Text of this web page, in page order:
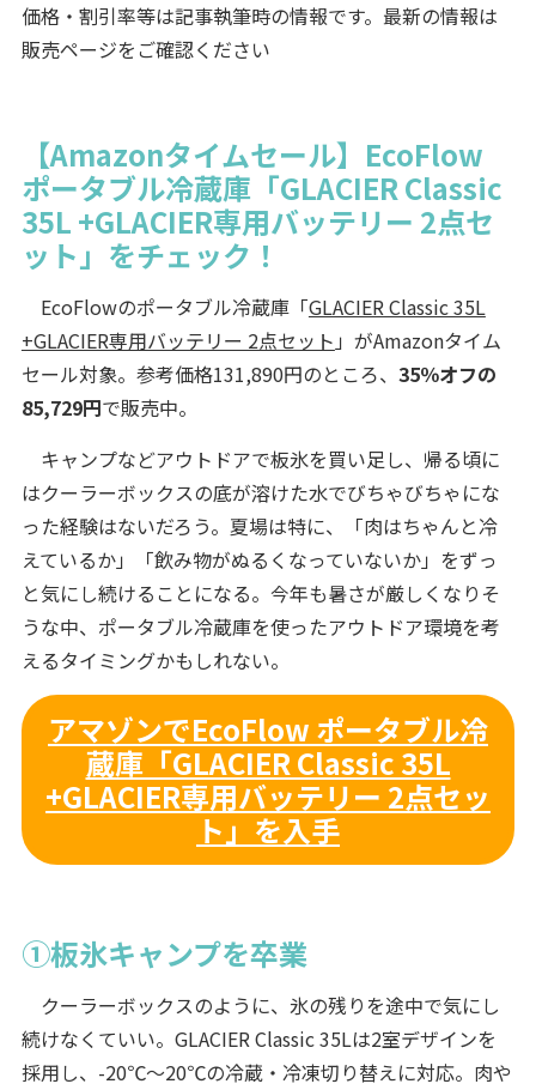
価格・割引率等は記事執筆時の情報です。最新の情報は
販売ページをご確認ください
【Amazonタイムセール】EcoFlow
ポータブル冷蔵庫「GLACIER Classic
35L +GLACIER専用バッテリー 2点セ
ット」をチェック！
EcoFlowのポータブル冷蔵庫「GLACIER Classic 35L
+GLACIER専用バッテリー 2点セット 」がAmazonタイム
セール対象。参考価格131,890円のところ、 35％オフの
85,729円で販売中。
キャンプなどアウトドアで板氷を買い足し、帰る頃に
はクーラーボックスの底が溶けた水でびちゃびちゃにな
った経験はないだろう。夏場は特に、「肉はちゃんと冷
えているか」「飲み物がぬるくなっていないか」をずっ
と気にし続けることになる。今年も暑さが厳しくなりそ
うな中、ポータブル冷蔵庫を使ったアウトドア環境を考
えるタイミングかもしれない。
アマゾンでEcoFlow ポータブル冷
蔵庫「GLACIER Classic 35L
+GLACIER専用バッテリー 2点セッ
ト」を入手
①板氷キャンプを卒業
クーラーボックスのように、氷の残りを途中で気にし
続けなくていい。GLACIER Classic 35Lは2室デザインを
採用し、-20℃〜20℃の冷蔵・冷凍切り替えに対応。肉や